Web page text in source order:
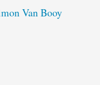
Van Booy